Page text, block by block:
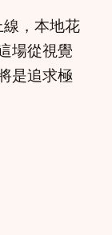
，本地花
場從視覺
是追求極